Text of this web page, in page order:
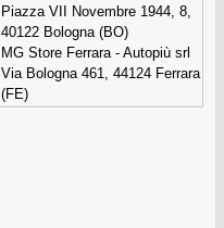
Piazza VII Novembre 1944, 8,
40122 Bologna (BO)
MG Store Ferrara - Autopiù srl
Via Bologna 461, 44124 Ferrara
(FE)